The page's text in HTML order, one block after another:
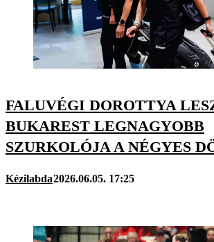
FALUVÉGI DOROTTYA
BUKAREST LEGNAGYOBB
SZURKOLÓJA A NÉGYES
Kézilabda2026.06.05. 17:25